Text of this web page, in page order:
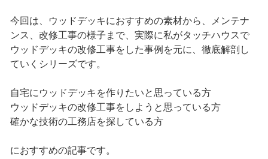
今回は、ウッドデッキにおすすめの素材から、メンテナ
ンス、改修工事の様子まで、実際に私がタッチハウスで
ウッドデッキの改修工事をした事例を元に、徹底解剖し
ていくシリーズです。
自宅にウッドデッキを作りたいと思っている方
ウッドデッキの改修工事をしようと思っている方
確かな技術の工務店を探している方
におすすめの記事です。